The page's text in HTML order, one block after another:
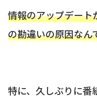
情報のアップデート
の勘違いの原因なん
特に、久しぶりに番